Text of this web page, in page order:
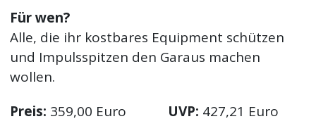
Für wen?
Alle, die ihr kostbares Equipment schützen
und Impulsspitzen den Garaus machen
wollen.
Preis: 359,00 Euro UVP: 427,21 Euro